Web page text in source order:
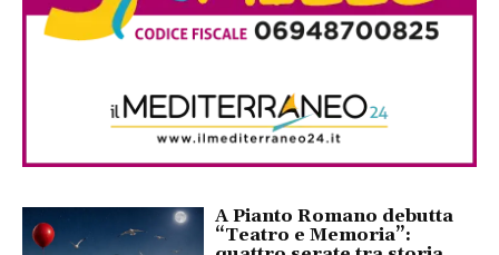
A Pianto Romano debutta
“Teatro e Memoria”: